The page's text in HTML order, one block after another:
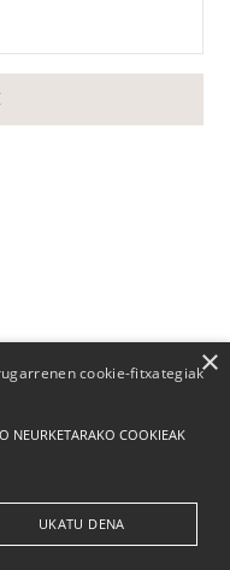
cookie-fitxategiak
NEURKETARAKO COOKIEAK
UKATU DENA
×